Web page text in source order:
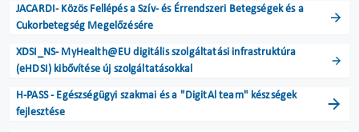
JACARDI- Közös Fellépés a Szív- és Érrendszeri Betegségek és a
Cukorbetegség Megelőzésére
XDSI_NS- MyHealth@EU digitális szolgáltatási infrastruktúra
(eHDSI) kibővítése új szolgáltatásokkal
H-PASS - Egészségügyi szakmai és a "DigitAl team" készségek
fejlesztése